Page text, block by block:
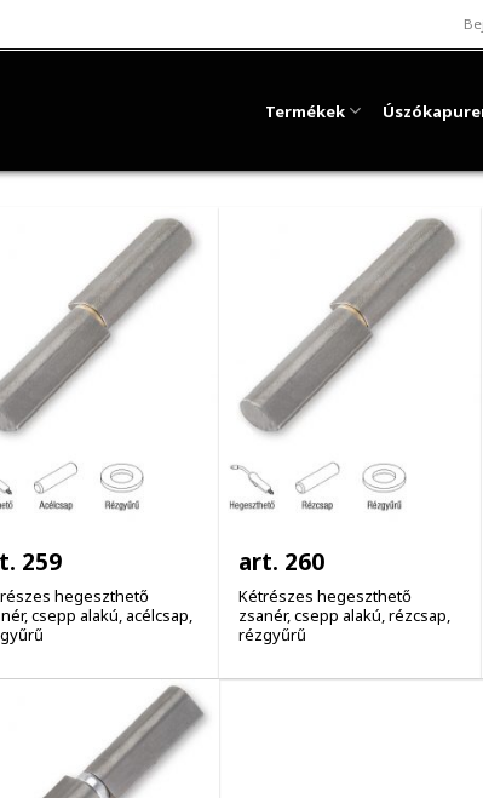
Termékek
259
hegeszthető
csepp alakú, acélcsap,
art. 260
Kétrészes hegeszthető
zsanér, csepp alakú, rézcsap,
rézgyűrű